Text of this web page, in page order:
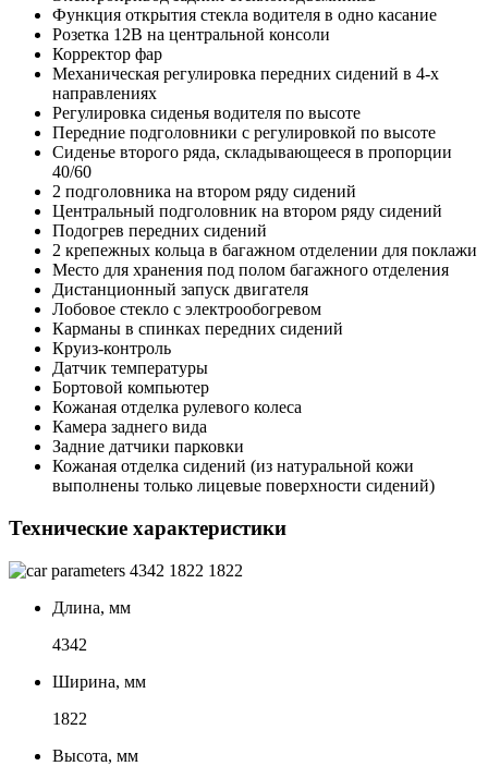
Функция открытия стекла водителя в одно касание
Розетка 12В на центральной консоли
Корректор фар
Механическая регулировка передних сидений в 4-х
направлениях
Регулировка сиденья водителя по высоте
Передние подголовники с регулировкой по высоте
Сиденье второго ряда, складывающееся в пропорции
40/60
2 подголовника на втором ряду сидений
Центральный подголовник на втором ряду сидений
Подогрев передних сидений
2 крепежных кольца в багажном отделении для поклажи
Место для хранения под полом багажного отделения
Дистанционный запуск двигателя
Лобовое стекло с электрообогревом
Карманы в спинках передних сидений
Круиз-контроль
Датчик температуры
Бортовой компьютер
Кожаная отделка рулевого колеса
Камера заднего вида
Задние датчики парковки
Кожаная отделка сидений (из натуральной кожи
выполнены только лицевые поверхности сидений)
Технические характеристики
4342 1822 1822
Длина, мм
4342
Ширина, мм
1822
Высота, мм